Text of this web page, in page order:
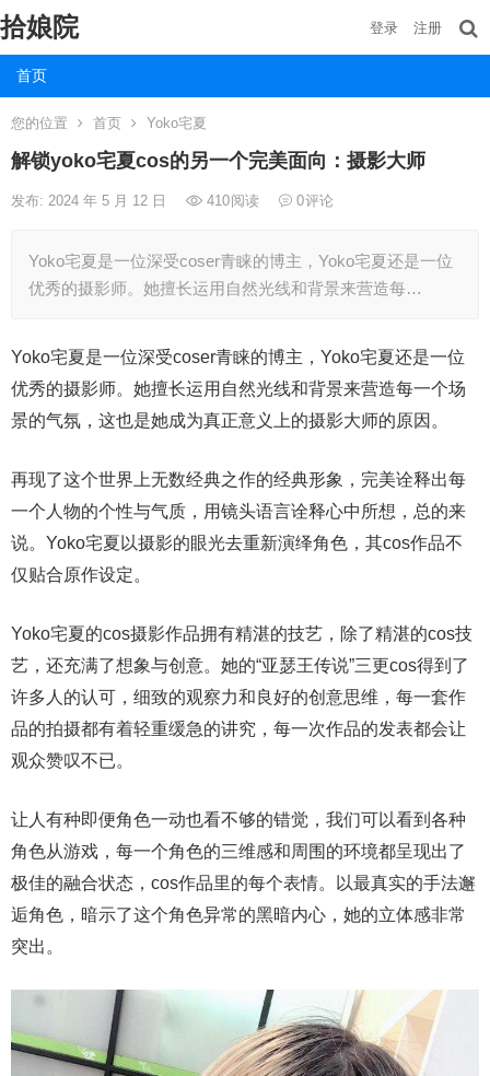
拾娘院
首页
登录 注册
您的位置 首页 Yoko宅夏
解锁yoko宅夏cos的另一个完美面向：摄影大师
发布: 2024 年 5 月 12 日 410阅读 0评论
Yoko宅夏是一位深受coser青睐的博主，Yoko宅夏还是一位
优秀的摄影师。她擅长运用自然光线和背景来营造每…
Yoko宅夏是一位深受coser青睐的博主，Yoko宅夏还是一位
优秀的摄影师。她擅长运用自然光线和背景来营造每一个场
景的气氛，这也是她成为真正意义上的摄影大师的原因。
再现了这个世界上无数经典之作的经典形象，完美诠释出每
一个人物的个性与气质，用镜头语言诠释心中所想，总的来
说。Yoko宅夏以摄影的眼光去重新演绎角色，其cos作品不
仅贴合原作设定。
Yoko宅夏的cos摄影作品拥有精湛的技艺，除了精湛的cos技
艺，还充满了想象与创意。她的“亚瑟王传说”三更cos得到了
许多人的认可，细致的观察力和良好的创意思维，每一套作
品的拍摄都有着轻重缓急的讲究，每一次作品的发表都会让
观众赞叹不已。
让人有种即便角色一动也看不够的错觉，我们可以看到各种
角色从游戏，每一个角色的三维感和周围的环境都呈现出了
极佳的融合状态，cos作品里的每个表情。以最真实的手法邂
逅角色，暗示了这个角色异常的黑暗内心，她的立体感非常
突出。